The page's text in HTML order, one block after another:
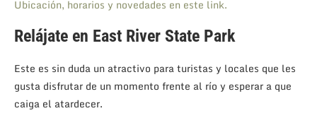
Ubicación, horarios y novedades en este link.
Relájate en East River State Park
Este es sin duda un atractivo para turistas y locales que les
gusta disfrutar de un momento frente al río y esperar a que
caiga el atardecer.